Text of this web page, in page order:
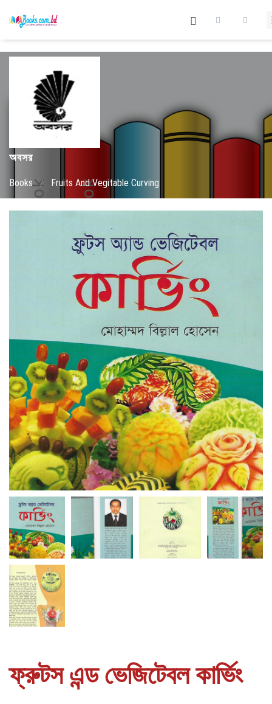
অবসর
Books / Fruits And Vegitable Curving
ফ্রুটস এন্ড ভেজিটেবল কার্ভিং